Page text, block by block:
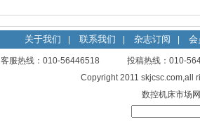
关于我们 联系我们 杂志订阅 会
客服热线：010-56446518 投稿热线：
Copyright 2011
数控机床市场网